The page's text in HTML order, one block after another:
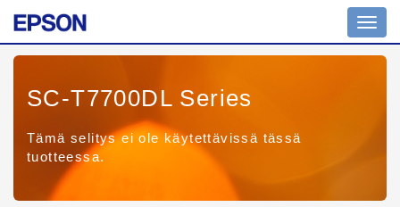
SC-T7700DL Series
Tämä selitys ei ole käytettävissä tässä
tuotteessa.